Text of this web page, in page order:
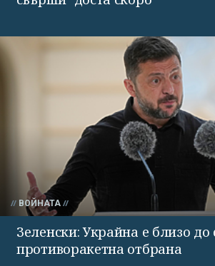
ВОЙНАТА
Зеленски: Украйна е близо до
противоракетна отбрана